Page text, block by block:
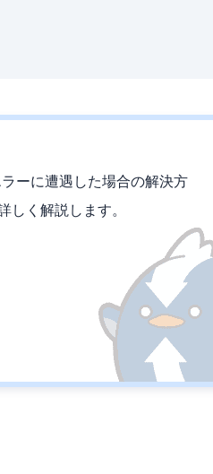
ーに遭遇した場合の解決方
く解説します。